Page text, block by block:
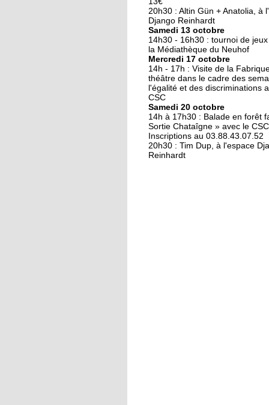
19 octobre 2017
La précarité tue
18 octobre 2017
Quatre décennies au
chevet du Neuhof
18 octobre 2017
Kamisa Negra :
20h30 : Altin Gün + Anatolia, à
Django Reinhardt
Samedi 13 octobre
14h30 - 16h30 : tournoi de
la Médiathèque du Neuhof
Mercredi 17 octobre
14h - 17h : Visite de la
théâtre dans le cadre des
l'égalité et des discriminations
CSC
Samedi 20 octobre
14h à 17h30 : Balade en forêt
Sortie Chataîgne » avec le
Inscriptions au 03.88.43.07.52
20h30 : Tim Dup, à l'espace
Reinhardt